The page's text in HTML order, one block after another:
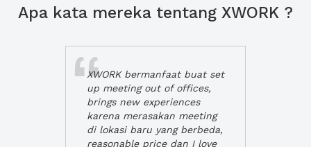
Apa kata mereka tentang XWORK ?
XWORK bermanfaat buat set
up meeting out of offices,
brings new experiences
karena merasakan meeting
di lokasi baru yang berbeda,
reasonable price dan I love